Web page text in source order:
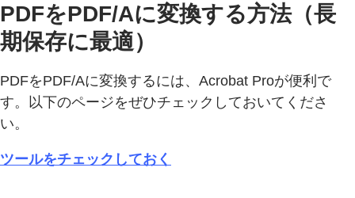
PDFをPDF/Aに変換する方法（長
期保存に最適）
PDFをPDF/Aに変換するには、Acrobat Proが便利で
す。以下のページをぜひチェックしておいてくださ
い。
ツールをチェックしておく